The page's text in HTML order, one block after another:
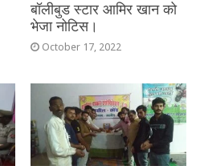
बॉलीबुड स्टार आमिर खान को
भेजा नोटिस।
October 17, 2022